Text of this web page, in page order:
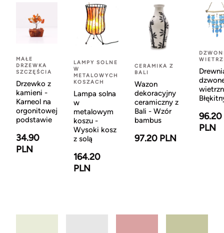
MAŁE
DRZEWKA
SZCZĘŚCIA
Drzewko z
kamieni -
Karneol na
orgonitowej
podstawie
34.90
PLN
LAMPY SOLNE
W
METALOWYCH
KOSZACH
Lampa solna
w
metalowym
koszu -
Wysoki kosz
z solą
164.20
PLN
CERAMIKA Z
BALI
Wazon
dekoracyjny
ceramiczny z
Bali - Wzór
bambus
97.20 PLN
96.20
PLN